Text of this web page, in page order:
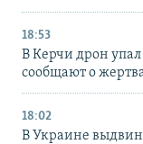
18:53
В Керчи дрон
сообщают о
18:02
В Украине